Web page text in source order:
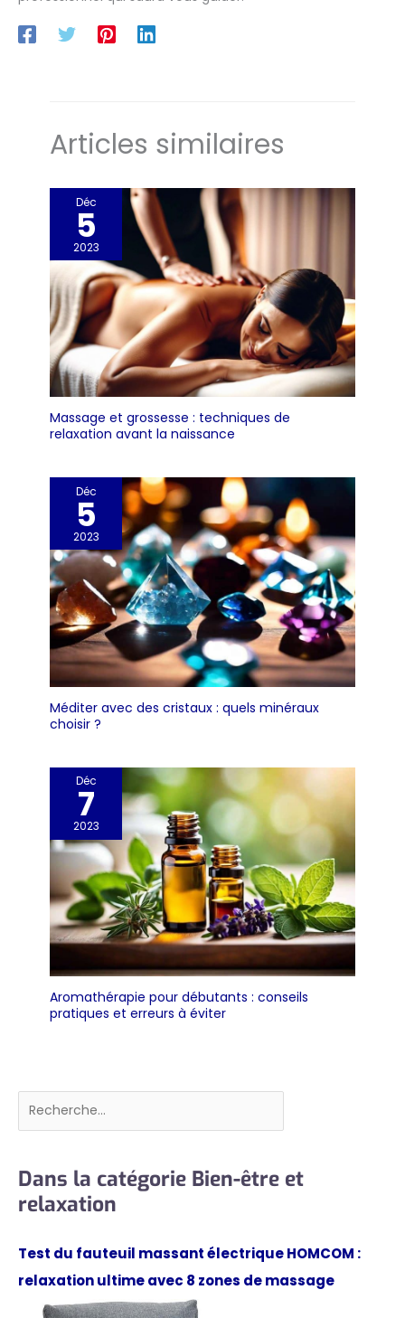
Articles similaires
Déc
5
2023
Massage et grossesse : techniques de
relaxation avant la naissance
Déc
5
2023
Méditer avec des cristaux : quels minéraux
choisir ?
Déc
7
2023
Aromathérapie pour débutants : conseils
pratiques et erreurs à éviter
Rechercher
Dans la catégorie Bien-être et
relaxation
Test du fauteuil massant électrique HOMCOM :
relaxation ultime avec 8 zones de massage